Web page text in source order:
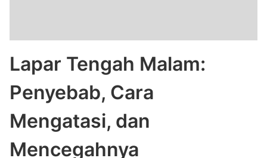
Lapar Tengah Malam:
Penyebab, Cara
Mengatasi, dan
Mencegahnya